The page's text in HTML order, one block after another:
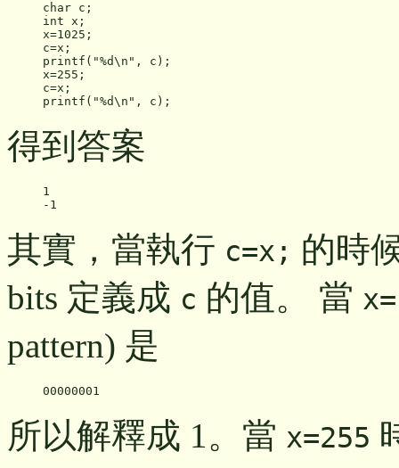
char c;
int x;
x=1025;
c=x;
printf("%d\n", c);
x=255;
c=x;
得到答案
1
其實，當執行 c=x; 的時
bits 定義成 c 的值。 當
pattern) 是
所以解釋成 1。當 x=255